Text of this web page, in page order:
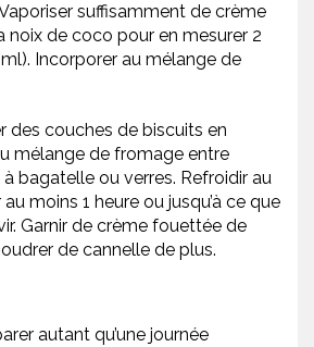
suffisamment de crème
noix de coco pour en mesurer 2
Incorporer au mélange de
des couches de biscuits en
mélange de fromage entre
bagatelle ou verres. Refroidir au
moins 1 heure ou jusqu’à ce que
Garnir de crème fouettée de
de cannelle de plus.
autant qu’une journée